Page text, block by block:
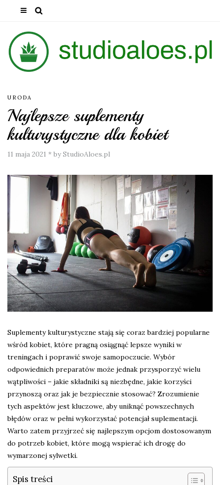
URODA
Najlepsze suplementy
kulturystyczne dla kobiet
11 maja 2021 * by StudioAloes.pl
Suplementy kulturystyczne stają się coraz bardziej popularne
wśród kobiet, które pragną osiągnąć lepsze wyniki w
treningach i poprawić swoje samopoczucie. Wybór
odpowiednich preparatów może jednak przysporzyć wielu
wątpliwości – jakie składniki są niezbędne, jakie korzyści
przynoszą oraz jak je bezpiecznie stosować? Zrozumienie
tych aspektów jest kluczowe, aby uniknąć powszechnych
błędów oraz w pełni wykorzystać potencjał suplementacji.
Warto zatem przyjrzeć się najlepszym opcjom dostosowanym
do potrzeb kobiet, które mogą wspierać ich drogę do
wymarzonej sylwetki.
Spis treści